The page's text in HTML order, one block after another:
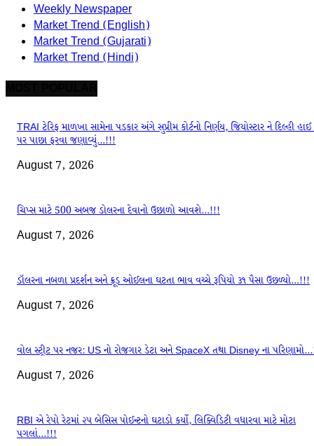
Weekly Newspaper
Market Trend (English)
Market Trend (Gujarati)
Market Trend (Hindi)
TRAI ટેરિફ માળખા સામેના પડકાર અંગે સુપ્રીમ કોર્ટનો નિર્ણય, જિયોસ્ટાર ને દિલ્હી હાઈ
પર પાછા ફરવા જણાવ્યું…!!!
August 7, 2026
ચિપ્સ માટે 500 અબજ ડોલરના દેવાનો ઉછાળો આવશે…!!!
August 7, 2026
ડૉલરના નબળા પ્રદર્શન અને ક્રૂડ ઓઈલના ઘટતા ભાવ વચ્ચે રૂપિયો ૩૧ પૈસા ઉછળ્યો…!!!
August 7, 2026
વોલ સ્ટ્રીટ પર નજર: US નો રોજગાર ડેટા અને SpaceX તથા Disney ના
August 7, 2026
RBI એ રેપો રેટમાં ૨૫ બેસિસ પોઈન્ટનો ઘટાડો કર્યો, લિક્વિડિટી વધારવા માટે મોટા
પગલાં…!!!